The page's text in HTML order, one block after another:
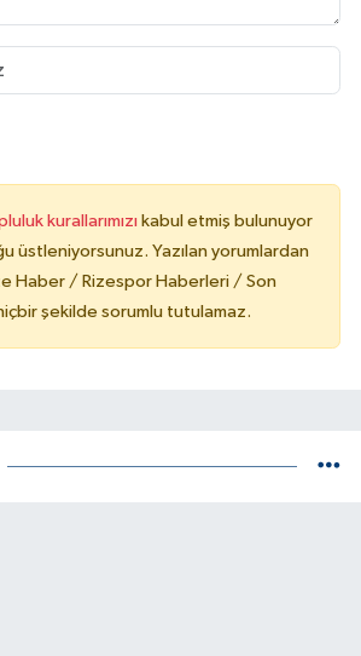
kurallarımızı kabul etmiş bulunuyor
üstleniyorsunuz. Yazılan yorumlardan
Haber / Rizespor Haberleri / Son
şekilde sorumlu tutulamaz.